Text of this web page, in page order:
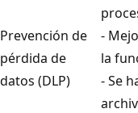
Prevención de
pérdida de
datos (DLP)
-
la
- Se